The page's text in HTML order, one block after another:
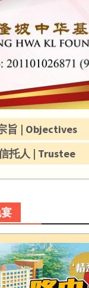
旨 | Objectives
托人 | Trustee